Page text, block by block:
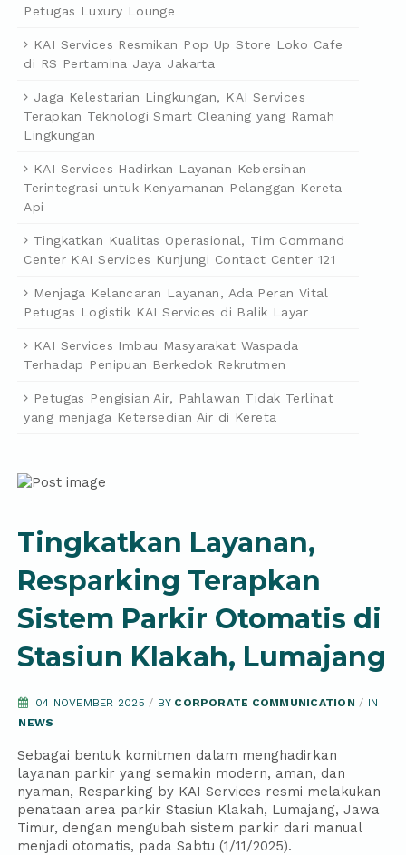
Petugas Luxury Lounge
KAI Services Resmikan Pop Up Store Loko Cafe
di RS Pertamina Jaya Jakarta
Jaga Kelestarian Lingkungan, KAI Services
Terapkan Teknologi Smart Cleaning yang Ramah
Lingkungan
KAI Services Hadirkan Layanan Kebersihan
Terintegrasi untuk Kenyamanan Pelanggan Kereta
Api
Tingkatkan Kualitas Operasional, Tim Command
Center KAI Services Kunjungi Contact Center 121
Menjaga Kelancaran Layanan, Ada Peran Vital
Petugas Logistik KAI Services di Balik Layar
KAI Services Imbau Masyarakat Waspada
Terhadap Penipuan Berkedok Rekrutmen
Petugas Pengisian Air, Pahlawan Tidak Terlihat
yang menjaga Ketersedian Air di Kereta
Tingkatkan Layanan,
Resparking Terapkan
Sistem Parkir Otomatis di
Stasiun Klakah, Lumajang
04 NOVEMBER 2025 / BY CORPORATE COMMUNICATION / IN
NEWS
Sebagai bentuk komitmen dalam menghadirkan
layanan parkir yang semakin modern, aman, dan
nyaman, Resparking by KAI Services resmi melakukan
penataan area parkir Stasiun Klakah, Lumajang, Jawa
Timur, dengan mengubah sistem parkir dari manual
menjadi otomatis, pada Sabtu (1/11/2025).